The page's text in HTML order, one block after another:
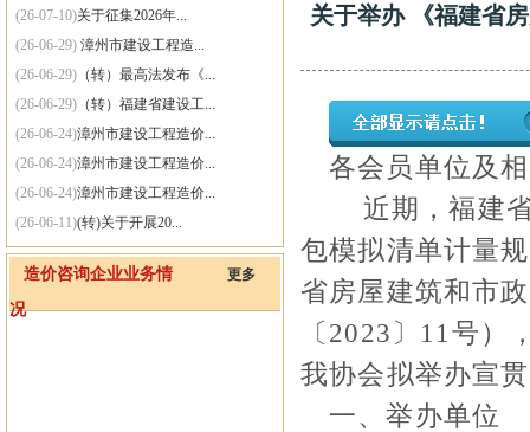
(26-07-10)关于征集2026年...
(26-06-29) 漳州市建设工程造...
(26-06-29) （转）最高法发布《...
(26-06-29) （转）福建省建设工...
(26-06-24)漳州市建设工程造价...
(26-06-24)漳州市建设工程造价...
(26-06-24)漳州市建设工程造价...
(26-06-11)(转)关于开展20...
(26-06-11)（转）漳州市住房和...
(26-06-01)(转)住房城乡建设...
(25-09-30)关于网站系统维护的通知
造价咨询企业业务情
况
更多
关于举办 《福建省
各会员单位及
近期，福建
包模拟清单计量
省房屋建筑和市
〔 2023 〕 11号）
我协会拟举办宣
一、举办单位